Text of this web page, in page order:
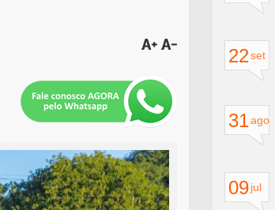
22set
31ago
09jul